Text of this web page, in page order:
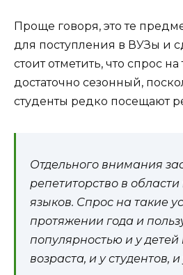
Проще говоря, это те
для поступления в ВУЗы и
стоит отметить, что спрос
достаточно сезонный,
студенты редко посещают
Отдельного внимания
репетиторство в
языков. Спрос на такие
протяжении года и
популярностью и у
возраста, и у студентов,